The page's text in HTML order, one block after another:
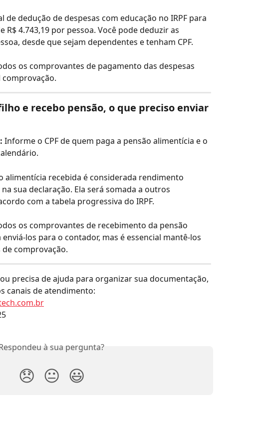
de dedução de despesas com educação no IRPF para
R$ 4.743,19 por pessoa. Você pode deduzir as
desde que sejam dependentes e tenham CPF.
os comprovantes de pagamento das despesas
e recebo pensão, o que preciso enviar
Informe o CPF de quem paga a pensão alimentícia e o
alimentícia recebida é considerada rendimento
sua declaração. Ela será somada a outros
com a tabela progressiva do IRPF.
os comprovantes de recebimento da pensão
los para o contador, mas é essencial mantê-los
comprovação.
precisa de ajuda para organizar sua documentação,
canais de atendimento:
à sua pergunta?
😞 😐 😃